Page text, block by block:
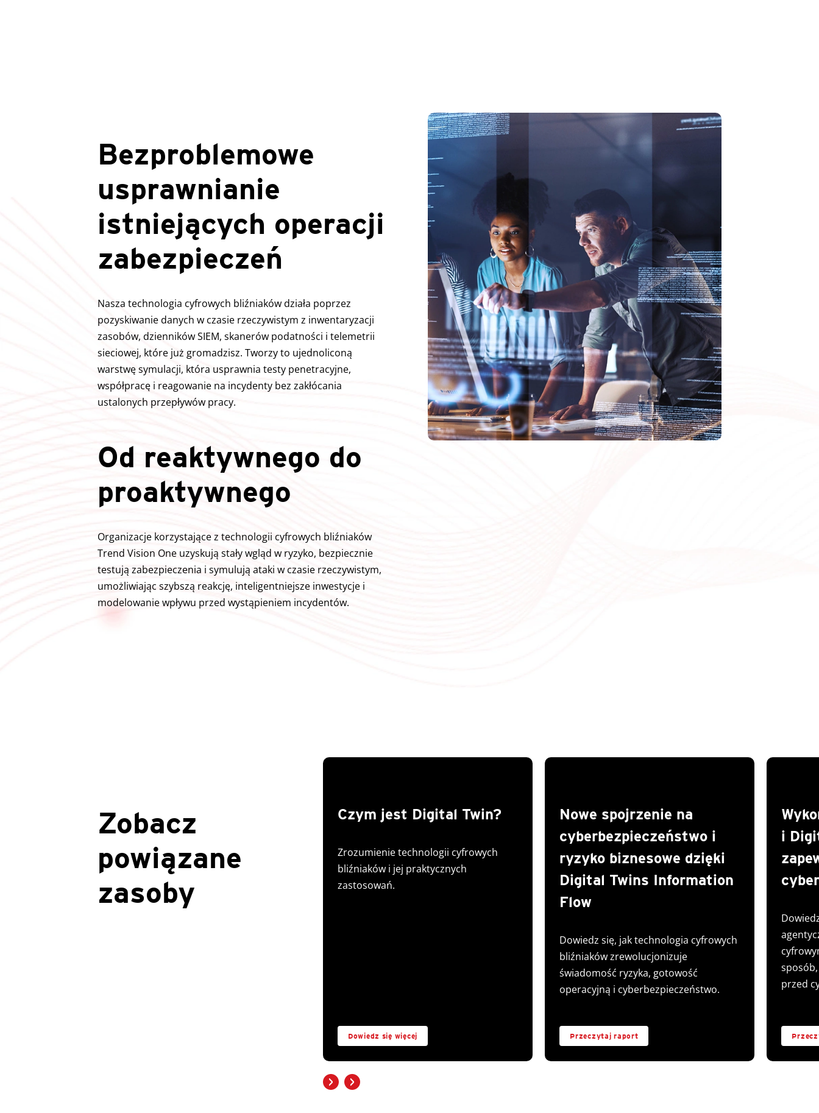
Bezproblemowe
usprawnianie
istniejących operacji
zabezpieczeń
Nasza technologia cyfrowych bliźniaków działa poprzez
pozyskiwanie danych w czasie rzeczywistym z inwentaryzacji
zasobów, dzienników SIEM, skanerów podatności i telemetrii
sieciowej, które już gromadzisz. Tworzy to ujednoliconą
warstwę symulacji, która usprawnia testy penetracyjne,
współpracę i reagowanie na incydenty bez zakłócania
ustalonych przepływów pracy.
Od reaktywnego do
proaktywnego
Organizacje korzystające z technologii cyfrowych bliźniaków
Trend Vision One uzyskują stały wgląd w ryzyko, bezpiecznie
testują zabezpieczenia i symulują ataki w czasie rzeczywistym,
umożliwiając szybszą reakcję, inteligentniejsze inwestycje i
modelowanie wpływu przed wystąpieniem incydentów.
Zobacz
powiązane
zasoby
Czym jest Digital Twin?
Zrozumienie technologii cyfrowych
bliźniaków i jej praktycznych
zastosowań.
Dowiedz się więcej
Nowe spojrzenie na
cyberbezpieczeństwo i
ryzyko biznesowe dzięki
Digital Twins Information
Flow
Dowiedz się, jak technologia cyfrowych
bliźniaków zrewolucjonizuje
świadomość ryzyka, gotowość
operacyjną i cyberbezpieczeństwo.
Przeczytaj raport
i
przed